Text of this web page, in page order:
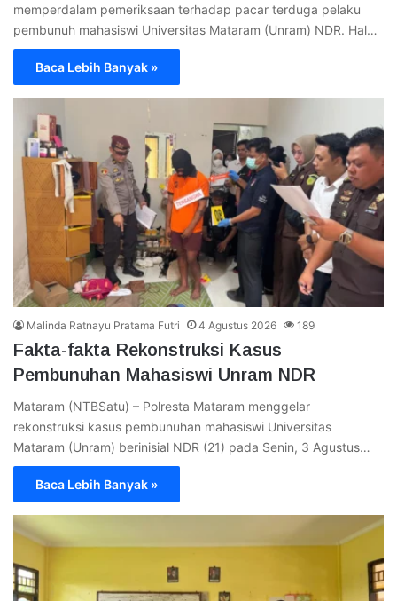
memperdalam pemeriksaan terhadap pacar terduga pelaku
pembunuh mahasiswi Universitas Mataram (Unram) NDR. Hal…
Baca Lebih Banyak »
Malinda Ratnayu Pratama Futri 4 Agustus 2026 189
Fakta-fakta Rekonstruksi Kasus
Pembunuhan Mahasiswi Unram NDR
Mataram (NTBSatu) – Polresta Mataram menggelar
rekonstruksi kasus pembunuhan mahasiswi Universitas
Mataram (Unram) berinisial NDR (21) pada Senin, 3 Agustus…
Baca Lebih Banyak »